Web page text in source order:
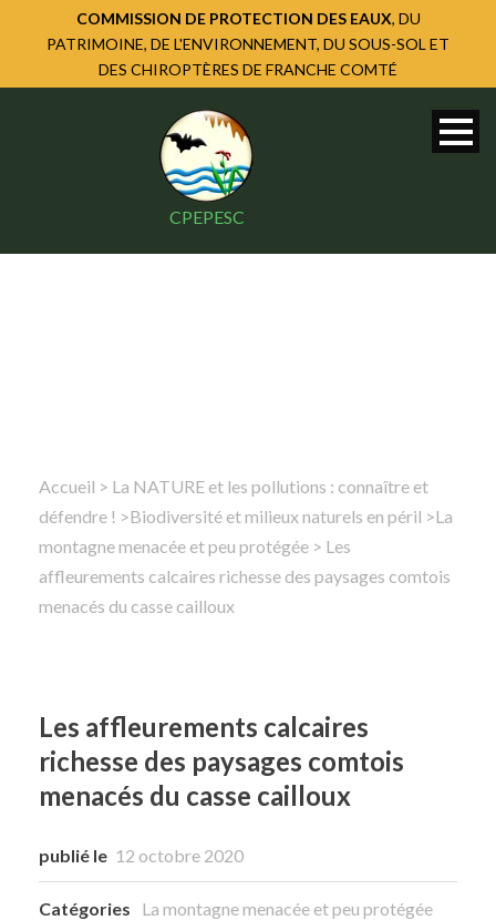
COMMISSION DE PROTECTION DES EAUX, DU
PATRIMOINE, DE L'ENVIRONNEMENT, DU SOUS-SOL ET
DES CHIROPTÈRES DE FRANCHE COMTÉ
CPEPESC
Rechercher
Accueil > La NATURE et les pollutions : connaître et
défendre ! >Biodiversité et milieux naturels en péril >La
montagne menacée et peu protégée > Les
affleurements calcaires richesse des paysages comtois
menacés du casse cailloux
Les affleurements calcaires
richesse des paysages comtois
menacés du casse cailloux
publié le 12 octobre 2020
Catégories
La montagne menacée et peu protégée